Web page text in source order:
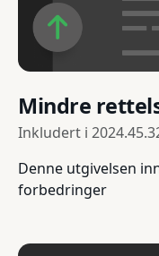
Mindre
Inkludert i
Denne utgivelsen
forbedringer